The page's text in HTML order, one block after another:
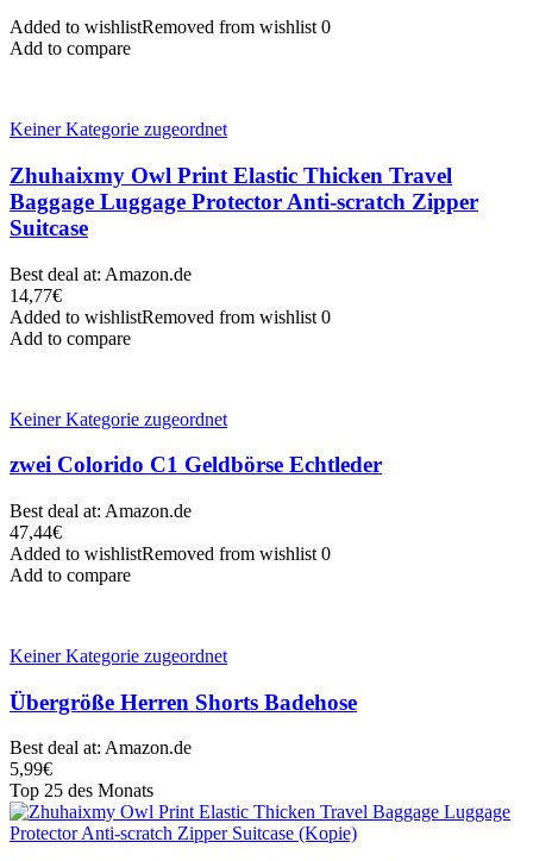
Added to wishlistRemoved from wishlist 0
Add to compare
Keiner Kategorie zugeordnet
Zhuhaixmy Owl Print Elastic Thicken Travel
Baggage Luggage Protector Anti-scratch Zipper
Suitcase
Best deal at: Amazon.de
14,77€
Added to wishlistRemoved from wishlist 0
Add to compare
Keiner Kategorie zugeordnet
zwei Colorido C1 Geldbörse Echtleder
Best deal at: Amazon.de
47,44€
Added to wishlistRemoved from wishlist 0
Add to compare
Keiner Kategorie zugeordnet
Übergröße Herren Shorts Badehose
Best deal at: Amazon.de
5,99€
Top 25 des Monats